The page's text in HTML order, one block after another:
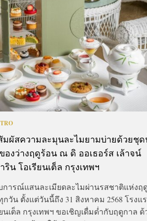
ผัสความละมุนละไมยามบ่ายด้วยชุด
องว่างฤดูร้อน ณ ดิ ออเธอร์ส เล้าจน์
น โอเรียนเต็ล กรุงเทพฯ
การณ์แสนละเมียดละไมผ่านรสชาติแห่งฤ
วัน ตั้งแต่วันนี้ถึง 31 สิงหาคม 2568 โรงแ
เต็ล กรุงเทพฯ ขอเชิญเดื่มด่ำกับฤดูกาล ด้